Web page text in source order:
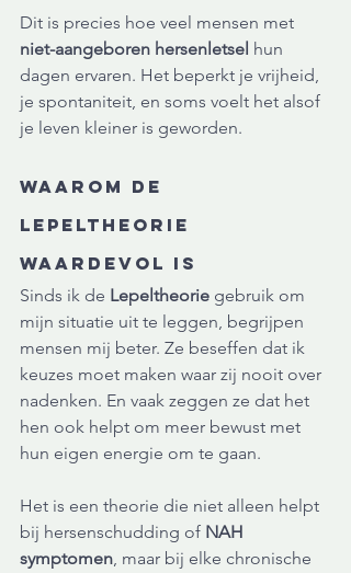
Dit is precies hoe veel mensen met
niet-aangeboren hersenletsel hun
dagen ervaren. Het beperkt je vrijheid,
je spontaniteit, en soms voelt het alsof
je leven kleiner is geworden.
Waarom de
Lepeltheorie
waardevol is
Sinds ik de Lepeltheorie gebruik om
mijn situatie uit te leggen, begrijpen
mensen mij beter. Ze beseffen dat ik
keuzes moet maken waar zij nooit over
nadenken. En vaak zeggen ze dat het
hen ook helpt om meer bewust met
hun eigen energie om te gaan.
Het is een theorie die niet alleen helpt
bij hersenschudding of NAH
symptomen, maar bij elke chronische